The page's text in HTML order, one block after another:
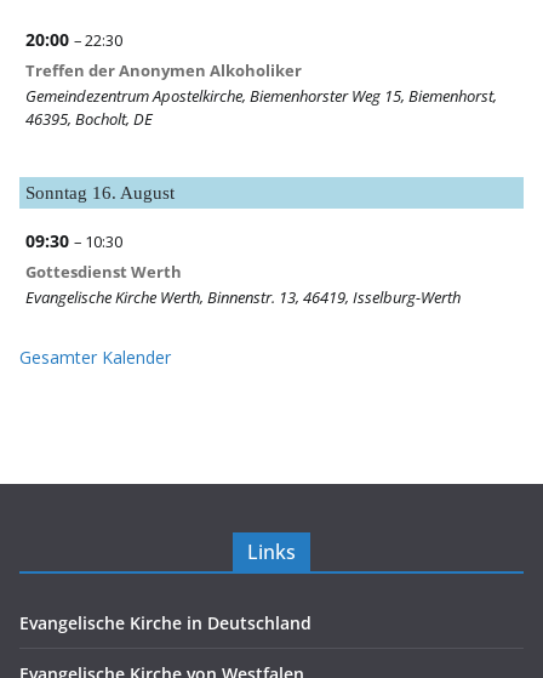
20:00 – 22:30
Treffen der Anonymen Alkoholiker
Gemeindezentrum Apostelkirche, Biemenhorster Weg 15, Biemenhorst,
46395, Bocholt, DE
Sonntag 16. August
09:30 – 10:30
Gottesdienst Werth
Evangelische Kirche Werth, Binnenstr. 13, 46419, Isselburg-Werth
Gesamter Kalender
Links
Evangelische Kirche in Deutschland